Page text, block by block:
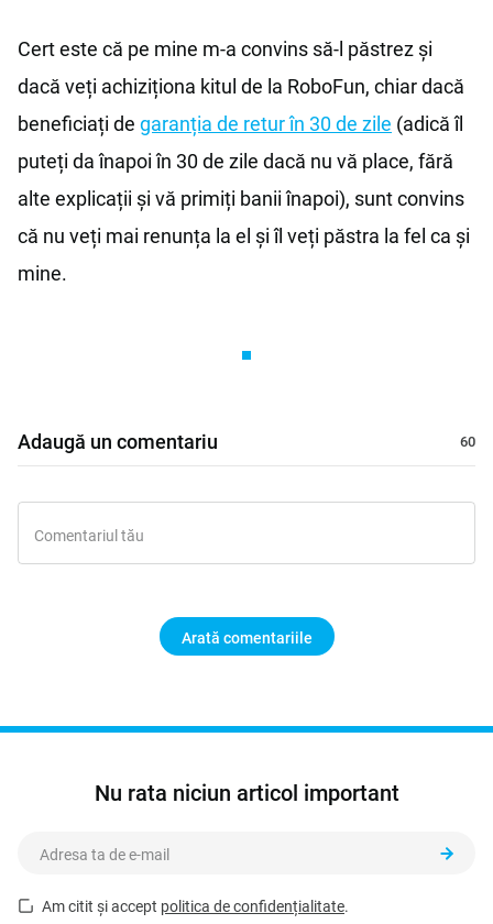
Cert este că pe mine m-a convins să-l păstrez și
dacă veți achiziționa kitul de la RoboFun, chiar dacă
beneficiați de garanția de retur în 30 de zile (adică îl
puteți da înapoi în 30 de zile dacă nu vă place, fără
alte explicații și vă primiți banii înapoi), sunt convins
că nu veți mai renunța la el și îl veți păstra la fel ca și
mine.
Adaugă un comentariu
Arată comentariile
Nu rata niciun articol important
Am citit și accept politica de confidențialitate.